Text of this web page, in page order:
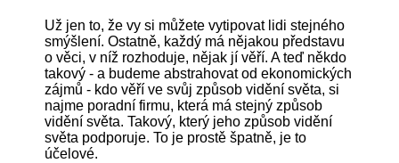
Už jen to, že vy si můžete vytipovat lidi stejného
smýšlení. Ostatně, každý má nějakou představu
o věci, v níž rozhoduje, nějak jí věří. A teď někdo
takový - a budeme abstrahovat od ekonomických
zájmů - kdo věří ve svůj způsob vidění světa, si
najme poradní firmu, která má stejný způsob
vidění světa. Takový, který jeho způsob vidění
světa podporuje. To je prostě špatně, je to
účelové.